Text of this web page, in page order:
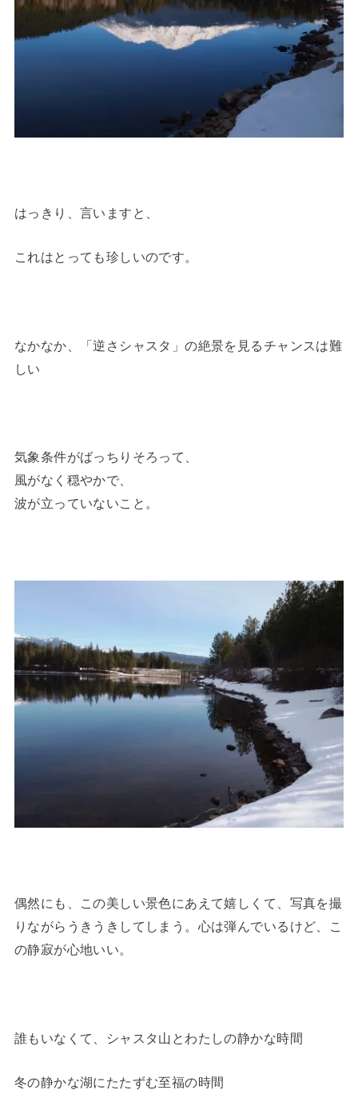
はっきり、言いますと、
これはとっても珍しいのです。
なかなか、「逆さシャスタ」の絶景を見るチャンスは難
しい
気象条件がばっちりそろって、
風がなく穏やかで、
波が立っていないこと。
偶然にも、この美しい景色にあえて嬉しくて、写真を撮
りながらうきうきしてしまう。心は弾んでいるけど、こ
の静寂が心地いい。
誰もいなくて、シャスタ山とわたしの静かな時間
冬の静かな湖にたたずむ至福の時間